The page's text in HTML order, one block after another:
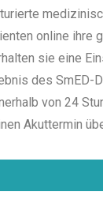
online ihre
sie eine
des SmED-
von 24
Akuttermin